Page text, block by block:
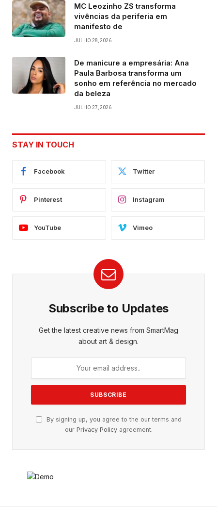
MC Leozinho ZS transforma
vivências da periferia em
manifesto de
JULHO 28, 2026
De manicure a empresária: Ana
Paula Barbosa transforma um
sonho em referência no mercado
da beleza
JULHO 27, 2026
STAY IN TOUCH
Facebook Twitter
Pinterest Instagram
YouTube Vimeo
Subscribe to Updates
Get the latest creative news from SmartMag
about art & design.
By signing up, you agree to the our terms and
our Privacy Policyagreement.